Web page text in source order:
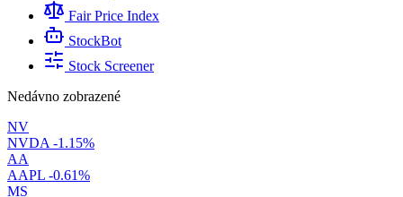
Fair Price Index
StockBot
Stock Screener
Nedávno zobrazené
NV
NVDA -1.15%
AA
AAPL -0.61%
MS